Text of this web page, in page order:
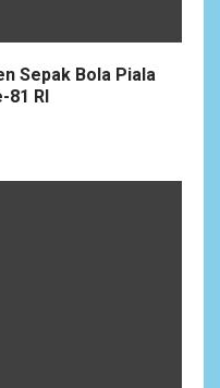
Sepak Bola Piala
81 RI